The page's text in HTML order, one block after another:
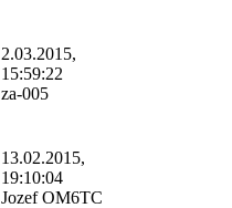
2.03.2015,
15:59:22
za-005
13.02.2015,
19:10:04
Jozef OM6TC